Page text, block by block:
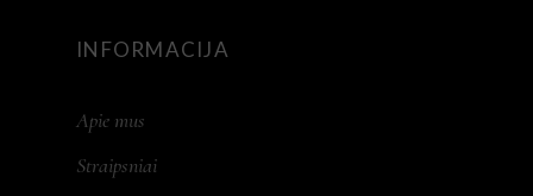
INFORMACIJA
Apie mus
Straipsniai